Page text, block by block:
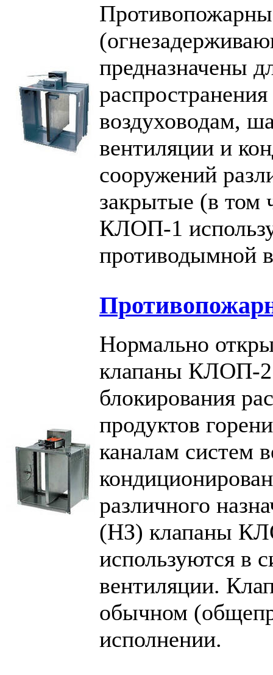
предназначены
воздуховодам,
вентиляции и
сооружений
закрытые (в том
КЛОП-1
противодымной
Нормально
клапаны КЛОП-2
блокирования
продуктов
каналам систем
различного
(НЗ) клапаны
используются в
вентиляции.
обычном
исполнении.